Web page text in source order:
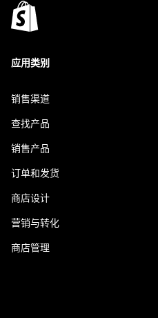
应用类别
销售渠道
查找产品
销售产品
订单和发货
商店设计
营销与转化
商店管理